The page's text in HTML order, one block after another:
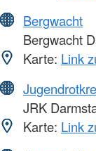
Bergwacht
Bergwacht
Karte: Link
JRK
Karte: Link